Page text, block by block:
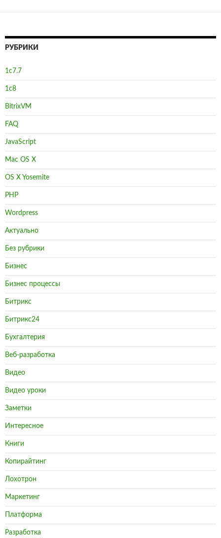
РУБРИКИ
1с7.7
1с8
BitrixVM
FAQ
JavaScript
Mac OS X
OS X Yosemite
PHP
Wordpress
Актуально
Без рубрики
Бизнес
Бизнес процессы
Битрикс
Битрикс24
Бухгалтерия
Веб-разработка
Видео
Видео уроки
Заметки
Интересное
Книги
Копирайтинг
Лохотрон
Маркетинг
Платформа
Разработка